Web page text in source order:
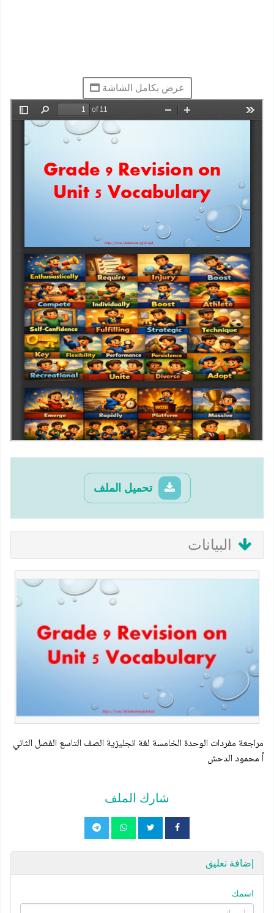
عرض بكامل الشاشة
تحميل الملف
البيانات
مراجعة مفردات الوحدة الخامسة لغة انجليزية الصف التاسع الفصل الثاني
أ محمود الدحش
شارك الملف
إضافة تعليق
اسمك